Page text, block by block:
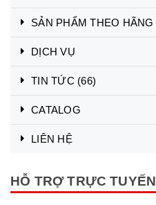
SẢN PHẨM THEO HÃNG
DỊCH VỤ
TIN TỨC (66)
CATALOG
LIÊN HỆ
HỖ TRỢ TRỰC TUYẾN